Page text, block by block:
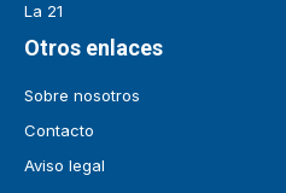
La 21
Otros enlaces
Sobre nosotros
Contacto
Aviso legal